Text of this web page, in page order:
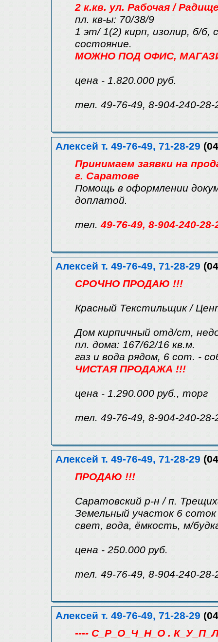
2 к.кв. ул. Рабочая /
пл. кв-ы: 70/38/9
1 эт/ 1(2) кирп, изолир, б/
состояние.
МОЖНО ПОД ОФИС,
цена - 1.820.000 руб.
тел. 49-76-49, 8-904-240-28-
Алексей т. 49-76-49, 71-28-29
Принимаем заявки на
г. Саратове
Помощь в оформлении
доплатой.
тел.49-76-49, 8-904-240-28-
Алексей т. 49-76-49, 71-28-29
СРОЧНО ПРОДАЮ !!!
Красный Текстильщик /
Дом кирпичный отд/ст,
пл. дома: 167/62/16 кв.м.
газ и вода рядом, 6 сот. -
ЧИСТАЯ ПРОДАЖА !!!
цена - 1.290.000 руб., торг
тел. 49-76-49, 8-904-240-28-
Алексей т. 49-76-49, 71-28-29
ПРОДАЮ !!!
Саратовский р-н / п.
Земельный участок 6 соток
свет, вода, ёмкость, м/
цена - 250.000 руб.
тел. 49-76-49, 8-904-240-28-
Алексей т. 49-76-49, 71-28-29
---- С_Р_О_Ч_Н_О .